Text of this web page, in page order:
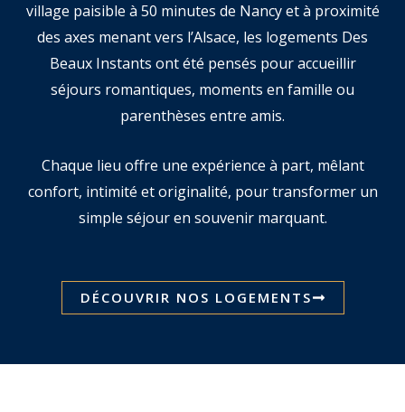
village paisible à 50 minutes de Nancy et à proximité
des axes menant vers l’Alsace, les logements Des
Beaux Instants ont été pensés pour accueillir
séjours romantiques, moments en famille ou
parenthèses entre amis.
Chaque lieu offre une expérience à part, mêlant
confort, intimité et originalité, pour transformer un
simple séjour en souvenir marquant.
DÉCOUVRIR NOS LOGEMENTS